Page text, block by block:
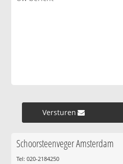
Versturen »
Schoorsteenveger Amsterdam
Tel: 020-2184250